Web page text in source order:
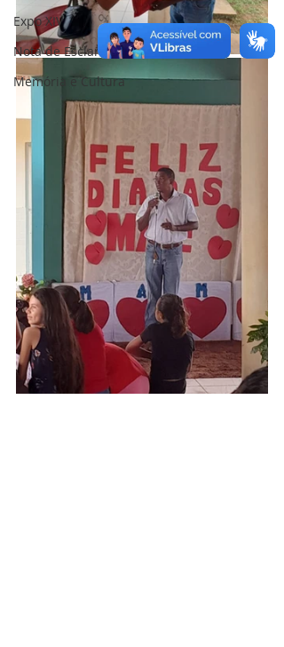
Expo XIV
Nota de Esclarecimento
Memória e Cultura